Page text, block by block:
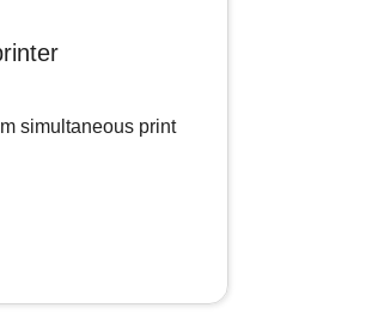
simultaneous print